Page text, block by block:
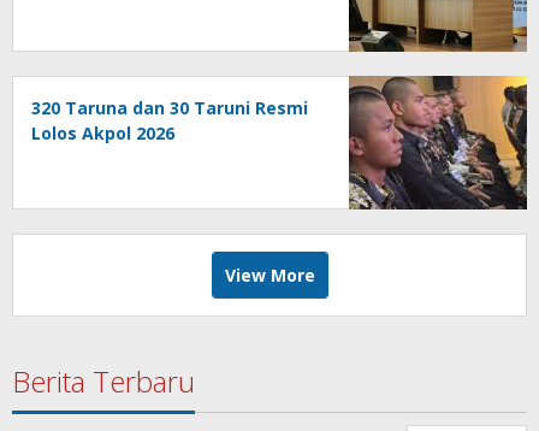
320 Taruna dan 30 Taruni Resmi
Lolos Akpol 2026
View More
Berita Terbaru